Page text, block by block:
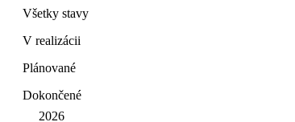
Všetky stavy
V realizácii
Plánované
Dokončené
2026